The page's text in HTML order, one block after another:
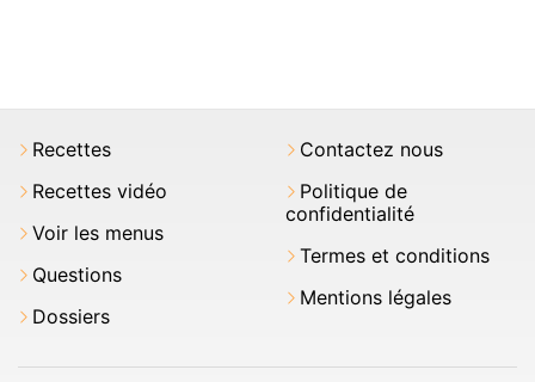
Recettes
Recettes vidéo
Voir les menus
Questions
Dossiers
Contactez nous
Politique de
confidentialité
Termes et conditions
Mentions légales